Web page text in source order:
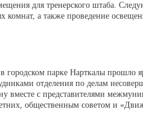
для тренерского штаба.
комнат, а также проведение
городском парке Нарткалы прошло
отделения по делам
вместе с представителями
общественным советом и